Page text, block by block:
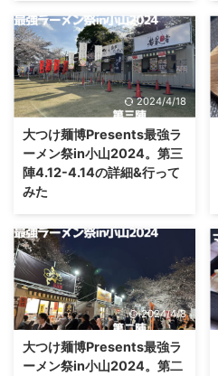
2024/4/18
大つけ麺博Presents最強ラ
ーメン祭in小山2024。第三
陣4.12-4.14の詳細&行って
みた
2024/4/8
大つけ麺博Presents最強ラ
ーメン祭in小山2024。第二